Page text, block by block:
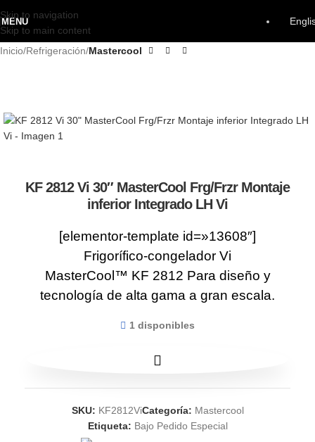
Skip to navigation
Skip to main content
MENU
Inicio Refrigeración Mastercool
KF 2812 Vi 30″ MasterCool Frg/Frzr Montaje
inferior Integrado LH Vi
[elementor-template id=»13608″]
Frigorífico-congelador Vi
MasterCool™ KF 2812 Para diseño y
tecnología de alta gama a gran escala.
1 disponibles
SKU: KF2812ViCategoría: Mastercool
Etiqueta: Bajo Pedido Especial